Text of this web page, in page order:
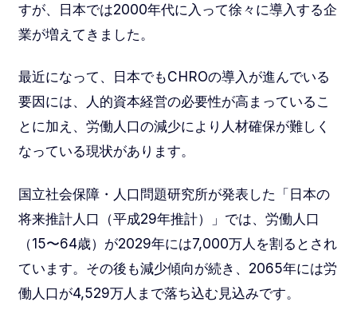
すが、日本では2000年代に入って徐々に導入する企
業が増えてきました。
最近になって、日本でもCHROの導入が進んでいる
要因には、人的資本経営の必要性が高まっているこ
とに加え、労働人口の減少により人材確保が難しく
なっている現状があります。
国立社会保障・人口問題研究所が発表した「日本の
将来推計人口（平成29年推計）」では、労働人口
（15〜64歳）が2029年には7,000万人を割るとされ
ています。その後も減少傾向が続き、2065年には労
働人口が4,529万人まで落ち込む見込みです。